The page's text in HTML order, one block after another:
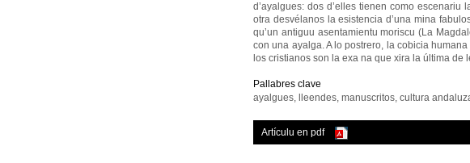
d’ayalgues: dos d’elles tienen como
otra desvélanos la esistencia d’una mina
qu’un antiguu asentamientu moriscu (La
con una ayalga. A lo postrero, la cobicia
los cristianos son la exa na que xira la última de
Pallabres clave
ayalgues, lleendes, manuscritos, cultura
Artículu en pdf